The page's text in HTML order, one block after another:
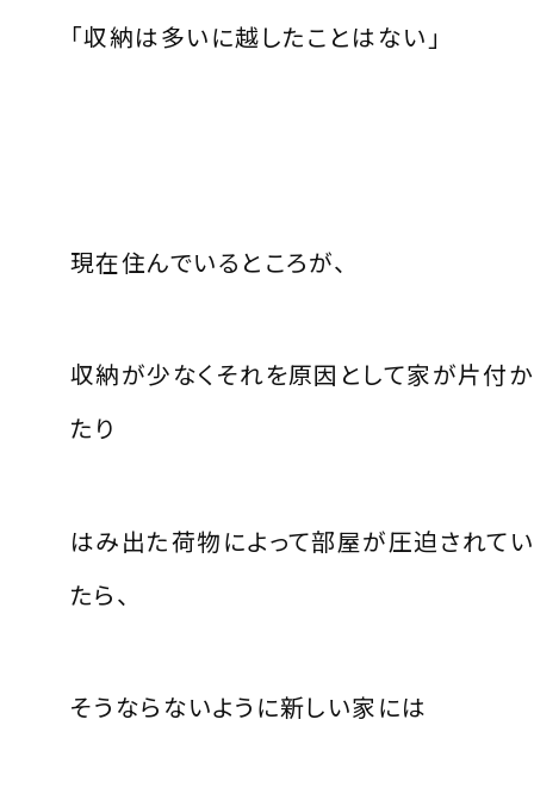
「収納は多いに越したことはない」
現在住んでいるところが、
収納が少なくそれを原因として家が片付
たり
はみ出た荷物によって部屋が圧迫されて
たら、
そうならないように新しい家には